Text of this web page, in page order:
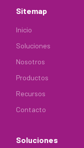
Sitemap
Inicio
Soluciones
Nosotros
Productos
Recursos
Contacto
Soluciones